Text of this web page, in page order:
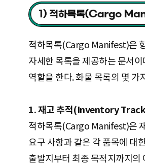
적하목록(Cargo Manifest)은
자세한 목록을 제공하는 문서
역할을 한다. 화물 목록의 몇 가
1. 재고 추적(Inventory
적하목록(Cargo Manifest)은
요구 사항과 같은 각 품목에 대
출발지부터 최종 목적지까지의